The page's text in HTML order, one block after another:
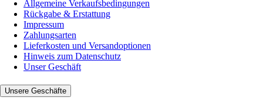
Allgemeine Verkaufsbedingungen
Rückgabe & Erstattung
Impressum
Zahlungsarten
Lieferkosten und Versandoptionen
Hinweis zum Datenschutz
Unser Geschäft
Unsere Geschäfte